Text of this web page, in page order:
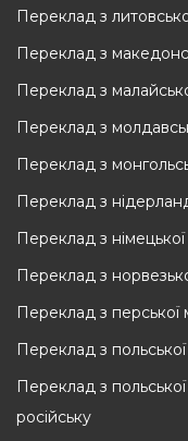
Переклад з
Переклад з
Переклад з
Переклад з
Переклад з
Переклад з
Переклад з
Переклад з
Переклад з перської
Переклад з
Переклад з
російську